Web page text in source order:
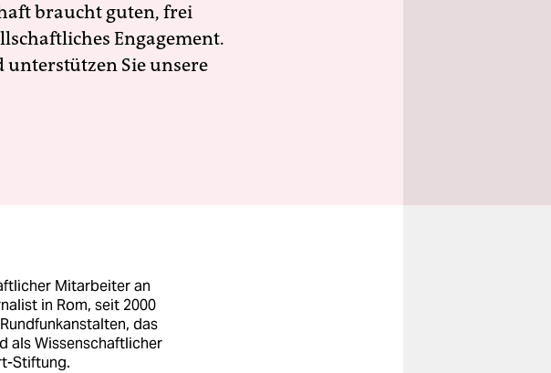
braucht guten, frei
Engagement.
unterstützen Sie unsere
Mitarbeiter an
in Rom, seit 2000
das
als Wissenschaftlicher
Stiftung.